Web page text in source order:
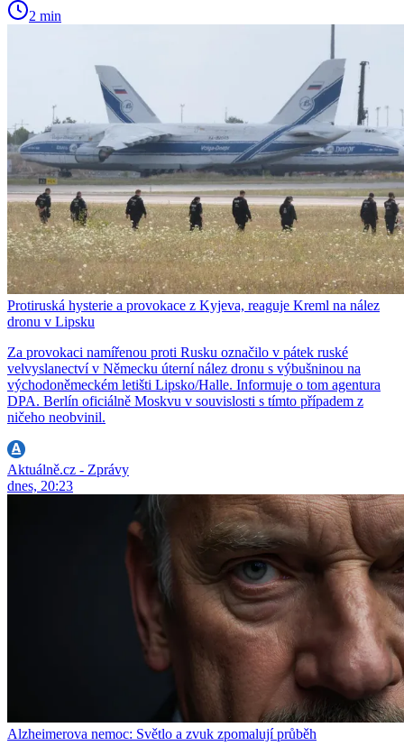
2 min
Protiruská hysterie a provokace z Kyjeva, reaguje Kreml na nález
dronu v Lipsku
Za provokaci namířenou proti Rusku označilo v pátek ruské
velvyslanectví v Německu úterní nález dronu s výbušninou na
východoněmeckém letišti Lipsko/Halle. Informuje o tom agentura
DPA. Berlín oficiálně Moskvu v souvislosti s tímto případem z
ničeho neobvinil.
Aktuálně.cz - Zprávy
dnes, 20:23
Alzheimerova nemoc: Světlo a zvuk zpomalují průběh